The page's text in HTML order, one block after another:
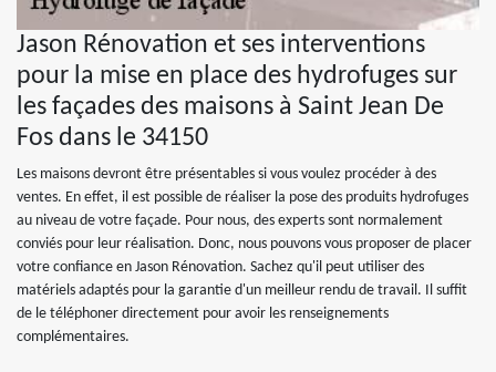
Jason Rénovation et ses interventions
pour la mise en place des hydrofuges sur
les façades des maisons à Saint Jean De
Fos dans le 34150
Les maisons devront être présentables si vous voulez procéder à des
ventes. En effet, il est possible de réaliser la pose des produits hydrofuges
au niveau de votre façade. Pour nous, des experts sont normalement
conviés pour leur réalisation. Donc, nous pouvons vous proposer de placer
votre confiance en Jason Rénovation. Sachez qu'il peut utiliser des
matériels adaptés pour la garantie d'un meilleur rendu de travail. Il suffit
de le téléphoner directement pour avoir les renseignements
complémentaires.